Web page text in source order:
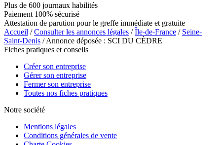
Plus de 600 journaux habilités
Paiement 100% sécurisé
Attestation de parution pour le greffe immédiate et gratuite
Accueil /Consulter les annonces légales /Île-de-France / Seine-
Saint-Denis / Annonce déposée : SCI DU CÈDRE
Fiches pratiques et conseils
Créer son entreprise
Gérer son entreprise
Fermer son entreprise
Toutes nos fiches pratiques
Notre société
Mentions légales
Conditions générales de vente